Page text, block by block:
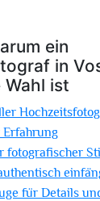
ein
in
ist
fotografischer
für Details